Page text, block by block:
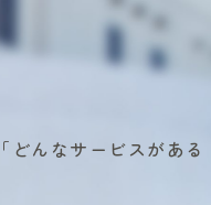
どんなサービスがある